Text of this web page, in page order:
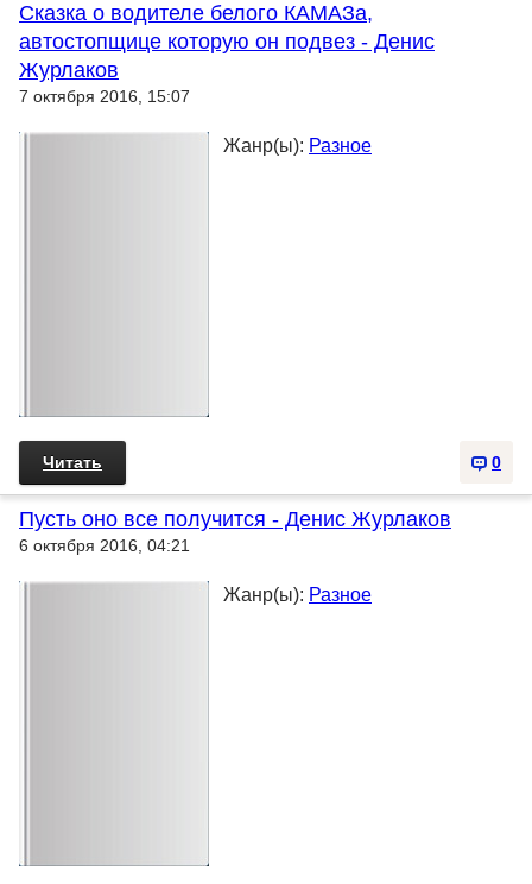
Сказка о водителе белого КАМАЗа,
автостопщице которую он подвез - Денис
Журлаков
7 октября 2016, 15:07
Жанр(ы): Разное
0
Читать
Пусть оно все получится - Денис Журлаков
6 октября 2016, 04:21
Жанр(ы): Разное